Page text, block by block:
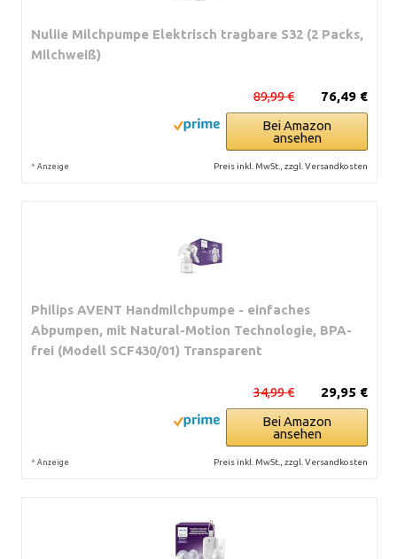
Nuliie Milchpumpe Elektrisch tragbare S32 (2 Packs,
Milchweiß)
76,49 €
89,99 €
Bei Amazon
ansehen
* Anzeige Preis inkl. MwSt., zzgl. Versandkosten
Philips AVENT Handmilchpumpe - einfaches
Abpumpen, mit Natural-Motion Technologie, BPA-
frei (Modell SCF430/01) Transparent
29,95 €
34,99 €
Bei Amazon
ansehen
* Anzeige Preis inkl. MwSt., zzgl. Versandkosten